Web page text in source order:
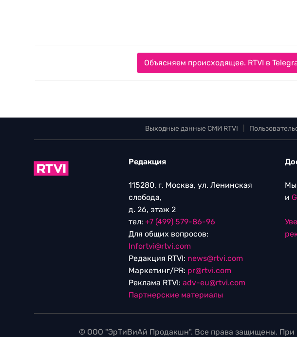
Объясняем происходящее. RTVI в
Выходные данные СМИ RTVI
Редакция
115280, г. Москва, ул. Ленинская
слобода,
д. 26, этаж 2
тел: +7 (499) 579-86-96
Для общих вопросов:
Infortvi@rtvi.com
Редакция RTVI: news@rtvi.com
Маркетинг/PR: pr@rtvi.com
Реклама RTVI: adv-eu@rtvi.com
Партнерские материалы
Мы
и
© ООО "ЭрТиВиАй Продакшн". Все права защищены. При